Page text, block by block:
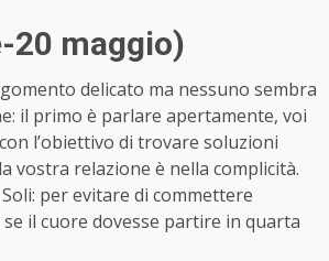
20 maggio)
delicato ma nessuno sembra
il primo è parlare apertamente, voi
l’obiettivo di trovare soluzioni
vostra relazione è nella complicità.
per evitare di commettere
il cuore dovesse partire in quarta